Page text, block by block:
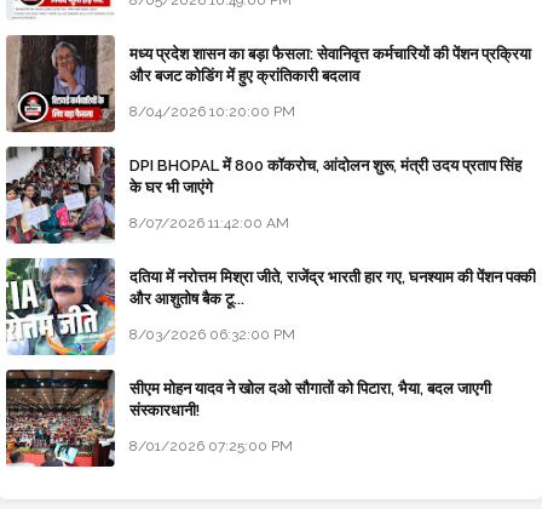
मध्य प्रदेश शासन का बड़ा फैसला: सेवानिवृत्त कर्मचारियों की पेंशन प्रक्रिया
और बजट कोडिंग में हुए क्रांतिकारी बदलाव
8/04/2026 10:20:00 PM
DPI BHOPAL में 800 कॉकरोच, आंदोलन शुरू, मंत्री उदय प्रताप सिंह
के घर भी जाएंगे
8/07/2026 11:42:00 AM
दतिया में नरोत्तम मिश्रा जीते, राजेंद्र भारती हार गए, घनश्याम की पेंशन पक्की
और आशुतोष बैक टू...
8/03/2026 06:32:00 PM
सीएम मोहन यादव ने खोल दओ सौगातों को पिटारा, भैया, बदल जाएगी
संस्कारधानी!
8/01/2026 07:25:00 PM